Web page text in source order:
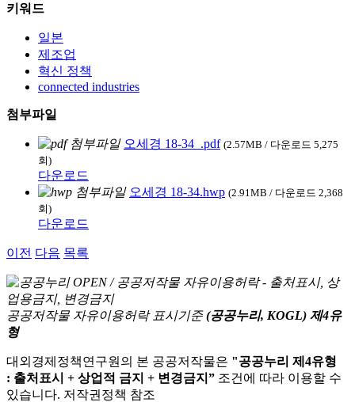
키워드
일본
제조업
혁신 정책
connected industries
첨부파일
오세경 18-34_.pdf (2.57MB / 다운로드 5,275
회)
다운로드
오세경 18-34.hwp (2.91MB / 다운로드 2,368
회)
다운로드
이전 다음 목록
공공저작물 자유이용허락 표시기준 (공공누리, KOGL) 제4유
형
대외경제정책연구원의 본 공공저작물은 "공공누리 제4유형
: 출처표시 + 상업적 금지 + 변경금지” 조건에 따라 이용할 수
있습니다. 저작권정책 참조